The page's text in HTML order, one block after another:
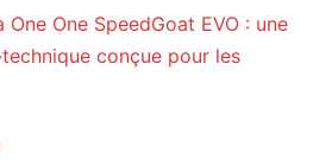
One One SpeedGoat EVO : une
conçue pour les